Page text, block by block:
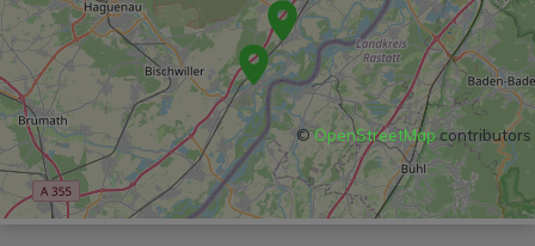
©OpenStreetMapcontributors